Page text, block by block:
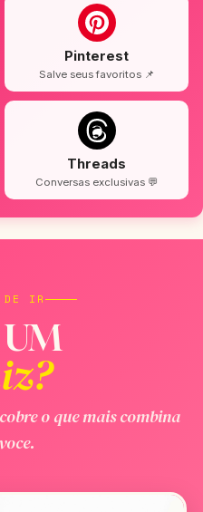
Pinterest
Salve seus favoritos 📌
Threads
Conversas exclusivas 💬
DE IR
UM
o que mais combina